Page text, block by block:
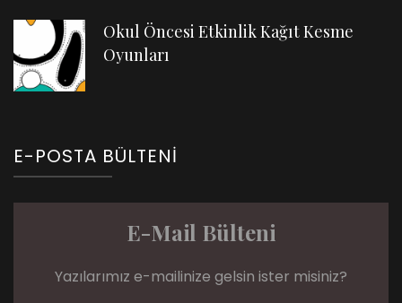
Okul Öncesi Etkinlik Kağıt Kesme
Oyunları
E-POSTA BÜLTENI
E-Mail Bülteni
Yazılarımız e-mailinize gelsin ister misiniz?